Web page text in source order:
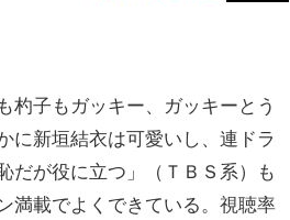
杓子もガッキー、ガッキーとう
に新垣結衣は可愛いし、連ドラ
だが役に立つ」（ＴＢＳ系）も
満載でよくできている。視聴率